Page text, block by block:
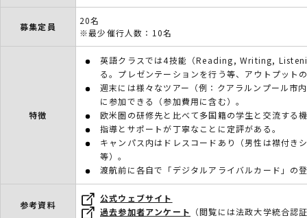
募集定員
20名
※最少催行人数：10名
特徴
英語クラスでは4技能（Reading, Writing,
る。プレゼンテーションを行う等、アウトプット
週末には様々なツアー（例：クアラルンプール市
に参加できる（参加費用に含む）。
欧米圏の研修先と比べて多国籍の学生と交流する
指導とサポートが丁寧なことに定評がある。
キャンパス内はドレスコードあり（男性は襟付き
等）。
渡航前に各自で「デジタルアライバルカード」の
参考資料
公式ウェブサイト
過去参加者アンケート （閲覧には法政大学統合認